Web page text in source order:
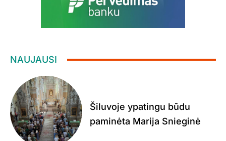
NAUJAUSI
Šiluvoje ypatingu būdu
paminėta Marija Snieginė